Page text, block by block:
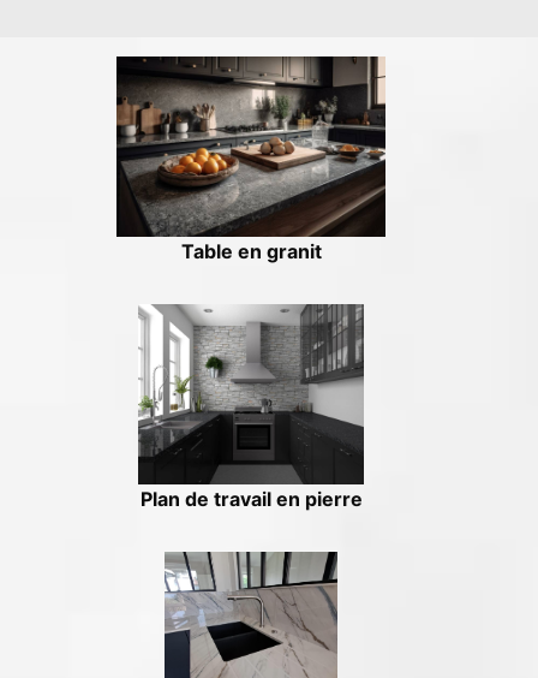
Table en granit
Plan de travail en pierre